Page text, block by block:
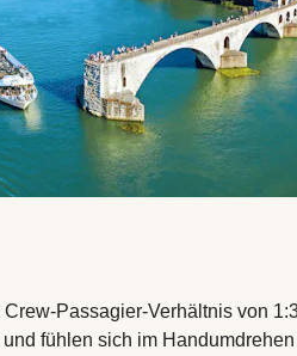
Crew-Passagier-Verhältnis von
fühlen sich im